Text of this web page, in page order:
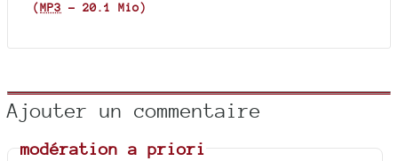
(MP3 - 20.1 Mio)
Ajouter un commentaire
modération a priori